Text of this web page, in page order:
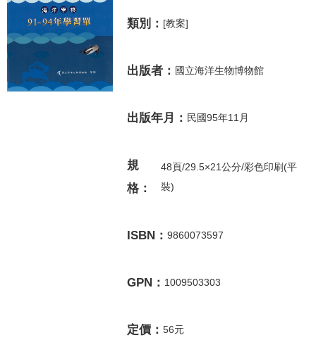
類別： [教案]
出版者： 國立海洋生物博物館
出版年月： 民國95年11月
規
格：
48頁/29.5×21公分/彩色印刷(平
裝)
ISBN： 9860073597
GPN： 1009503303
定價： 56元